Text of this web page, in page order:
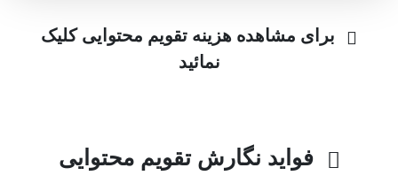
برای مشاهده هزینه تقویم محتوایی کلیک
نمائید
فواید نگارش تقویم محتوایی